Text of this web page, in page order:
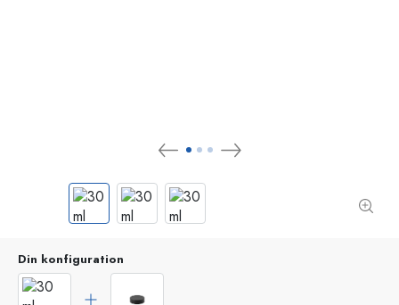
Din konfiguration